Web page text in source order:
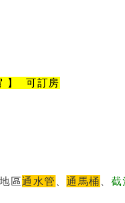
】 可訂房
區通水管 、通馬桶 、截